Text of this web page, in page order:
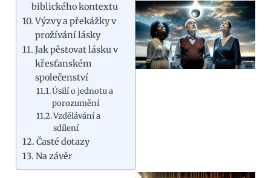
biblického kontextu
Výzvy a překážky v
prožívání lásky
Jak pěstovat lásku v
křesťanském
společenství
Úsilí o jednotu a
porozumění
Vzdělávání a
sdílení
Časté dotazy
Na závěr